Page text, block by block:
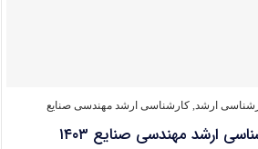
ارشد, کارشناسی ارشد مهندسی صنایع
ارشد مهندسی صنایع ۱۴۰۳